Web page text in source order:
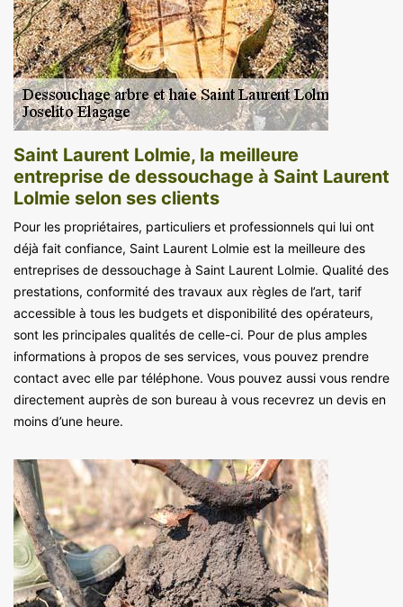
Saint Laurent Lolmie, la meilleure
entreprise de dessouchage à Saint Laurent
Lolmie selon ses clients
Pour les propriétaires, particuliers et professionnels qui lui ont
déjà fait confiance, Saint Laurent Lolmie est la meilleure des
entreprises de dessouchage à Saint Laurent Lolmie. Qualité des
prestations, conformité des travaux aux règles de l’art, tarif
accessible à tous les budgets et disponibilité des opérateurs,
sont les principales qualités de celle-ci. Pour de plus amples
informations à propos de ses services, vous pouvez prendre
contact avec elle par téléphone. Vous pouvez aussi vous rendre
directement auprès de son bureau à vous recevrez un devis en
moins d’une heure.